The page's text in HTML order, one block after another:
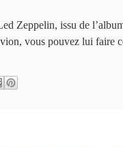
Zeppelin, issu de
vous pouvez lui faire